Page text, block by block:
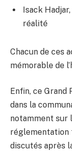
Isack
réalité
Chacun de ces
mémorable de
Enfin, ce
dans la
notamment sur
réglementation
discutés après